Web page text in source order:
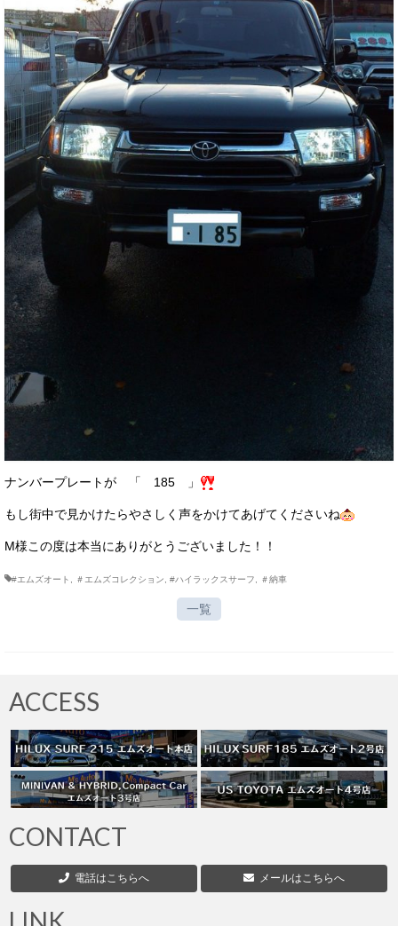
ナンバープレートが 「 185 」
もし街中で見かけたらやさしく声をかけてあげてくださいね
M様この度は本当にありがとうございました！！
#エムズオート ＃エムズコレクション #ハイラックスサーフ ＃納車
一覧
ACCESS
CONTACT
電話はこちらへ メールはこちらへ